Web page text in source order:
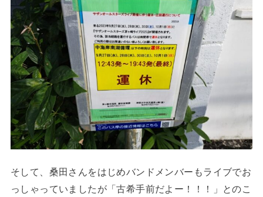
そして、桑田さんをはじめバンドメンバーもライブでお
っしゃっていましたが「古希手前だよー！！！」とのこ